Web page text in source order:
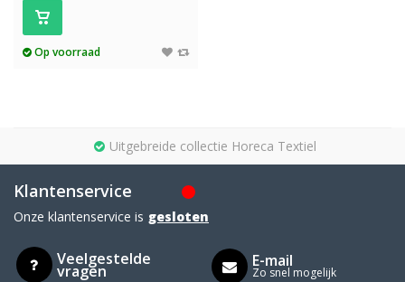
Op voorraad
Uitgebreide collectie Horeca Textiel
Klantenservice
Onze klantenservice is gesloten
Veelgestelde
vragen
E-mail
Zo snel mogelijk